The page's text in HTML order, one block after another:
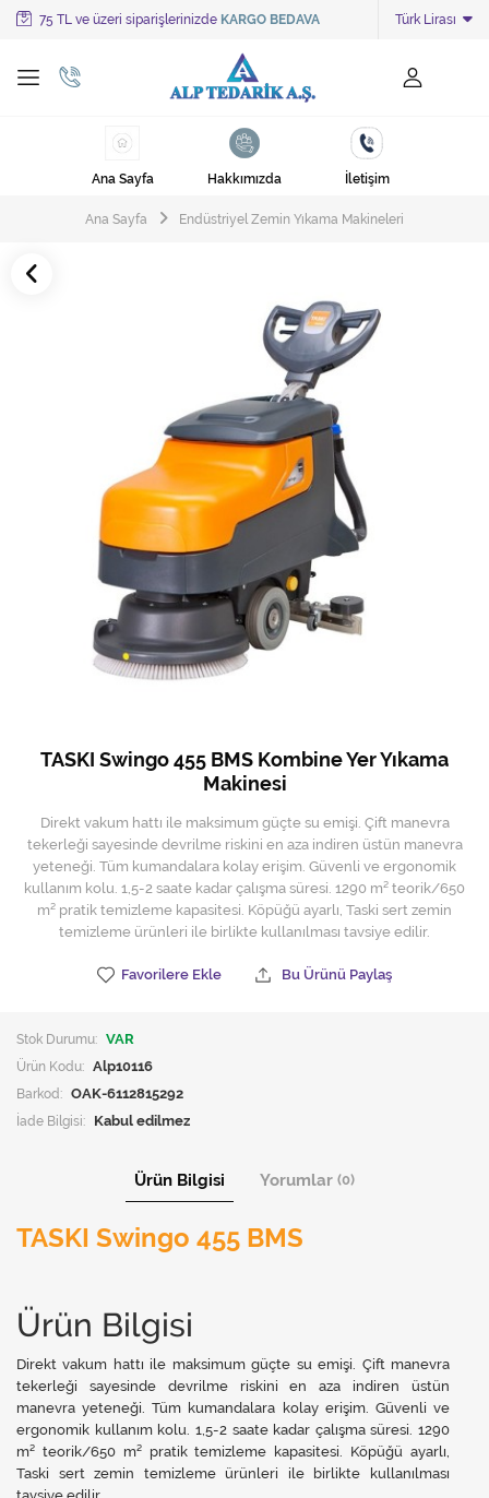
75 TL ve üzeri siparişlerinizde KARGO BEDAVA Türk Lirası
Tüm Kategoriler
Ayakkabı Cila Makineleri
Cila Makineleri
Çöp Kovası
Çöp Torbaları
Endüstriyel Zemin Yıkama Makineleri
Halı Kurutma Makineleri
Halı Yıkama Makinesi
Hijyen Malzemeleri
Kıvırcık paspas
Mekanik Dış Alan Süpürücüler
Otel Ekipmanları
Tek-Çift Kovalı Temizlik Arabası
Toptan Temizlik Malzemeleri
Yedek Parçalar
Zemin Yıkama Pedleri
Ana Sayfa Hakkımızda İletişim
Ana Sayfa Endüstriyel Zemin Yıkama Makineleri
TASKI Swingo 455 BMS Kombine Yer Yıkama
Makinesi
Direkt vakum hattı ile maksimum güçte su emişi. Çift manevra
tekerleği sayesinde devrilme riskini en aza indiren üstün manevra
yeteneği. Tüm kumandalara kolay erişim. Güvenli ve ergonomik
kullanım kolu. 1,5-2 saate kadar çalışma süresi. 1290 m² teorik/650
m² pratik temizleme kapasitesi. Köpüğü ayarlı, Taski sert zemin
temizleme ürünleri ile birlikte kullanılması tavsiye edilir.
Favorilere Ekle Bu Ürünü Paylaş
Stok Durumu: VAR
Ürün Kodu: Alp10116
Barkod: OAK-6112815292
İade Bilgisi:
Ürün Bilgisi Yorumlar (0)
TASKI Swingo 455 BMS
Ürün Bilgisi
Direkt vakum hattı ile maksimum güçte su emişi. Çift manevra
tekerleği sayesinde devrilme riskini en aza indiren üstün
manevra yeteneği. Tüm kumandalara kolay erişim. Güvenli ve
ergonomik kullanım kolu. 1,5-2 saate kadar çalışma süresi. 1290
m² teorik/650 m² pratik temizleme kapasitesi. Köpüğü ayarlı,
Taski sert zemin temizleme ürünleri ile birlikte kullanılması